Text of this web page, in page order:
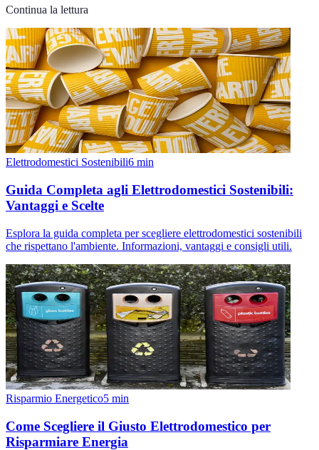
Continua la lettura
Elettrodomestici Sostenibili6 min
Guida Completa agli Elettrodomestici Sostenibili:
Vantaggi e Scelte
Esplora la guida completa per scegliere elettrodomestici sostenibili
che rispettano l'ambiente. Informazioni, vantaggi e consigli utili.
Risparmio Energetico5 min
Come Scegliere il Giusto Elettrodomestico per
Risparmiare Energia